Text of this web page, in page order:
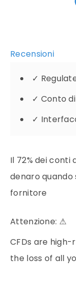
Recensioni
✓
✓ Conto
✓
Il 72% dei
denaro quando
fornitore
Attenzione: ⚠
CFDs are
the loss of all